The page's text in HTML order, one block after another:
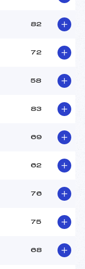
82
72
58
83
69
62
76
75
68